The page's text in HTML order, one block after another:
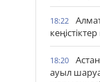
18:22
18:20
ауыл